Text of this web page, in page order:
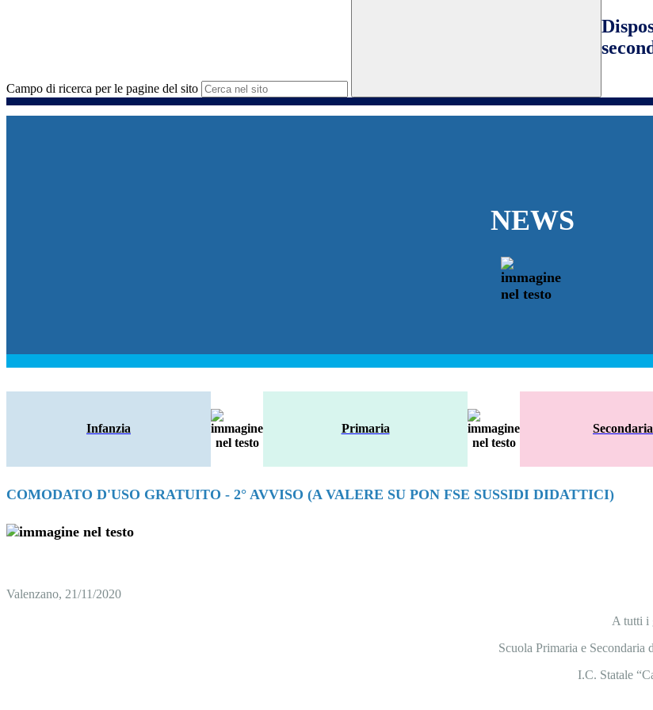
Campo di ricerca per le pagine del sito
NEWS
Infanzia Primaria Secondaria
COMODATO D'USO GRATUITO - 2° AVVISO (A VALERE SU PON FSE SUSSIDI DIDATTICI)
Valenzano, 21/11/2020
A tutti i
Scuola Primaria e Secondaria
I.C. Statale